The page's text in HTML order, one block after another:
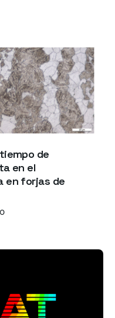
de
en el
en forjas de